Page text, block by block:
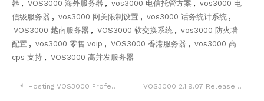
器 , VOS3000 海外服务器 , vos3000 电信托管方案 , vos3000 电
信级服务器 , vos3000 网关限制设置 , vos3000 话务统计系统 ,
VOS3000 越南服务器 , VOS3000 软交换系统 , vos3000 防火墙
配置 , vos3000 零售 voip , VOS3000 香港服务器 , vos3000 高
cps 支持 , VOS3000 高并发服务器
Post
Hosting VOS3000 Profesional – Instalación, Important Seguridad y Servidores Dedicados VOS3000 2.1.9.07 Release Notes – Complete Important Features Upgrade from 2.1.8.05/2.1.8.0